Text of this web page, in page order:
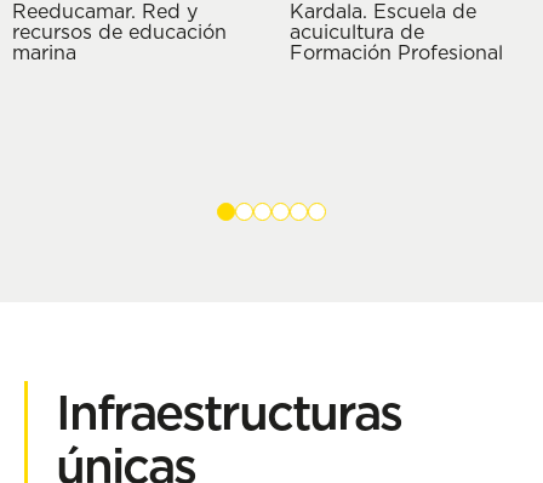
Reeducamar. Red y
recursos de educación
marina
Kardala. Escuela de
acuicultura de
Formación Profesional
Infraestructuras
únicas